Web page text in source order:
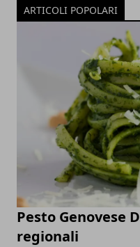
ARTICOLI POPOLARI
Pesto Genovese
regionali